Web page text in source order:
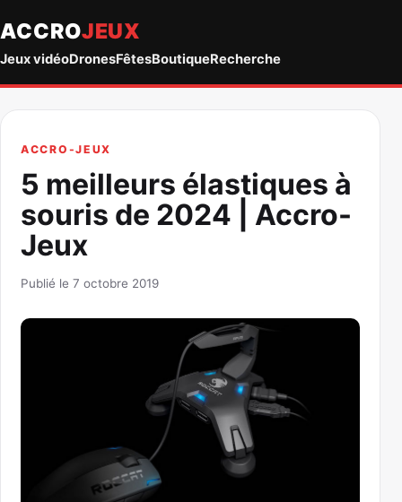
ACCROJEUX
Jeux vidéoDronesFêtesBoutiqueRecherche
ACCRO-JEUX
5 meilleurs élastiques à
souris de 2024 | Accro-
Jeux
Publié le 7 octobre 2019